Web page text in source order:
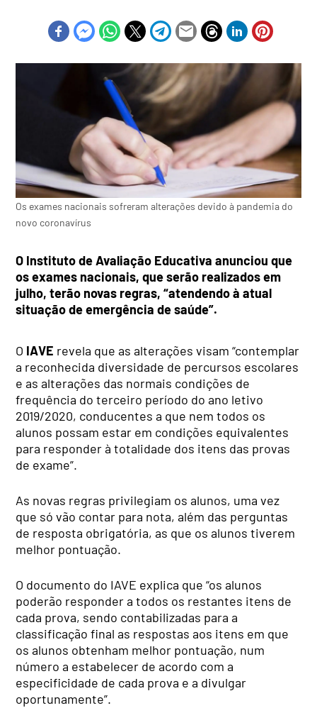
Os exames nacionais sofreram alterações devido à pandemia do
novo coronavírus
O Instituto de Avaliação Educativa anunciou que
os exames nacionais, que serão realizados em
julho, terão novas regras, “atendendo à atual
situação de emergência de saúde”.
O IAVE revela que as alterações visam “contemplar
a reconhecida diversidade de percursos escolares
e as alterações das normais condições de
frequência do terceiro período do ano letivo
2019/2020, conducentes a que nem todos os
alunos possam estar em condições equivalentes
para responder à totalidade dos itens das provas
de exame”.
As novas regras privilegiam os alunos, uma vez
que só vão contar para nota, além das perguntas
de resposta obrigatória, as que os alunos tiverem
melhor pontuação.
O documento do IAVE explica que “os alunos
poderão responder a todos os restantes itens de
cada prova, sendo contabilizadas para a
classificação final as respostas aos itens em que
os alunos obtenham melhor pontuação, num
número a estabelecer de acordo com a
especificidade de cada prova e a divulgar
oportunamente”.